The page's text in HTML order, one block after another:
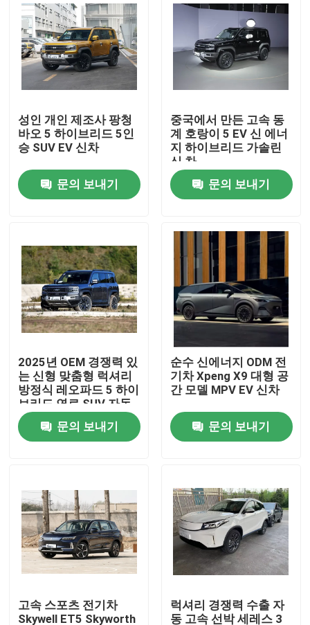
제품 소개
회사 소개
공장 투어
품질 관리
연락처
견적 요청
전기차 자동차
가솔린 자동차
성인 개인 제조사 팡청
바오 5 하이브리드 5인
승 SUV EV 신차
문의 보내기
중국에서 만든 고속 동
계 호랑이 5 EV 신 에너
지 하이브리드 가솔린
신 차
문의 보내기
2025년 OEM 경쟁력 있
는 신형 맞춤형 럭셔리
방정식 레오파드 5 하이
브리드 연료 SUV 자동
차
문의 보내기
순수 신에너지 ODM 전
기차 Xpeng X9 대형 공
간 모델 MPV EV 신차
문의 보내기
고속 스포츠 전기차
Skywell ET5 Skyworth
럭셔리 경쟁력 수출 자
동 고속 선박 세레스 3